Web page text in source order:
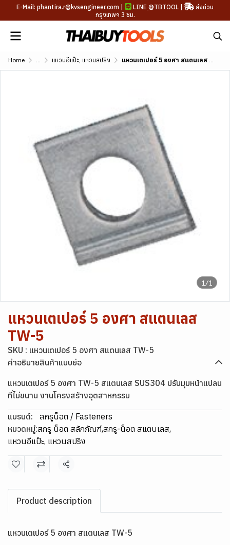
E-Mail: phantira.r@kvsengineer.com | LINE @TBTOOL |
ส่งด่วน
กรุงเทพฯ 3 ชม.
Home ... แหวนอีแป๊ะ, แหวนสปริง แหวนเตเปอร์ 5 องศา สแตนเลส TW-5
1/1
แหวนเตเปอร์ 5 องศา สแตนเลส
TW-5
SKU : แหวนเตเปอร์ 5 องศา สแตนเลส TW-5
คำอธิบายสินค้าแบบย่อ
แหวนเตเปอร์ 5 องศา TW-5 สแตนเลส SUS304 ปรับมุมหน้าแปลน
ที่ไม่ขนาน งานโครงสร้างอุตสาหกรรม
แบรนด์:
สกรูน็อต / Fasteners
หมวดหมู่:สกรู น็อต สลักภัณฑ์,สกรู-น็อต สแตนเลส,
แหวนอีแป๊ะ, แหวนสปริง
แชร์
Product description
แหวนเตเปอร์ 5 องศา สแตนเลส TW-5